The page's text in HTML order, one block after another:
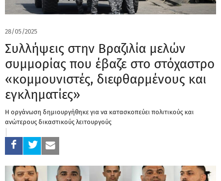
28/05/2025
Συλλήψεις στην Βραζιλία μελών
συμμορίας που έβαζε στο στόχαστρο
«κομμουνιστές, διεφθαρμένους και
εγκληματίες»
Η οργάνωση δημιουργήθηκε για να κατασκοπεύει πολιτικούς και
ανώτερους δικαστικούς λειτουργούς